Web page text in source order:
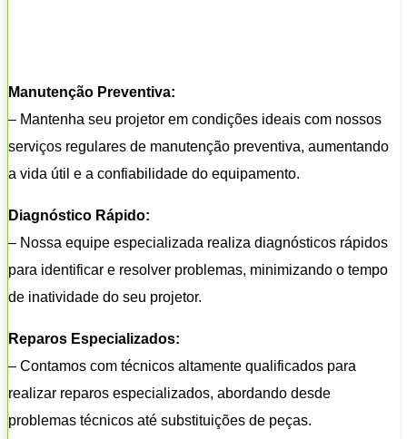
Manutenção Preventiva:
– Mantenha seu projetor em condições ideais com nossos
serviços regulares de manutenção preventiva, aumentando
a vida útil e a confiabilidade do equipamento.
Diagnóstico Rápido:
– Nossa equipe especializada realiza diagnósticos rápidos
para identificar e resolver problemas, minimizando o tempo
de inatividade do seu projetor.
Reparos Especializados:
– Contamos com técnicos altamente qualificados para
realizar reparos especializados, abordando desde
problemas técnicos até substituições de peças.